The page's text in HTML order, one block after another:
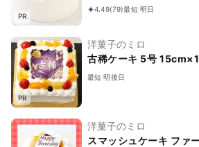
PR
4.49(79)最短 明日
PR
洋菓子のミロ
古稀ケーキ 5号
最短 明後日
洋菓子のミロ
スマッシュケーキ ファ